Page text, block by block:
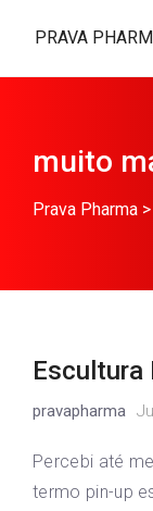
PRAVA
muito
Prava Pharma >
Escultura
pravapharma
Percebi até
termo pin-up